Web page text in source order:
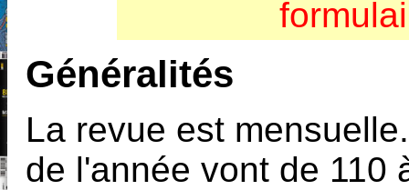
Généralités
La revue est
de l'année vont de 110